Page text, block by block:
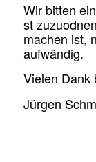
Wir bit­ten
st
machen ist,
aufwändig.
Vie­len Dank
Jür­gen